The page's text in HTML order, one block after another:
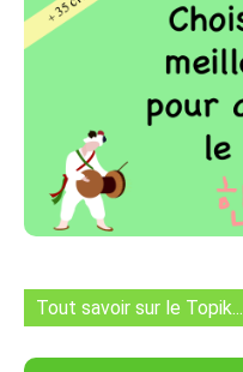
Tout savoir sur le Topik...